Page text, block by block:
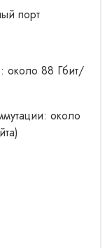
порт
около 88 Гбит/
около